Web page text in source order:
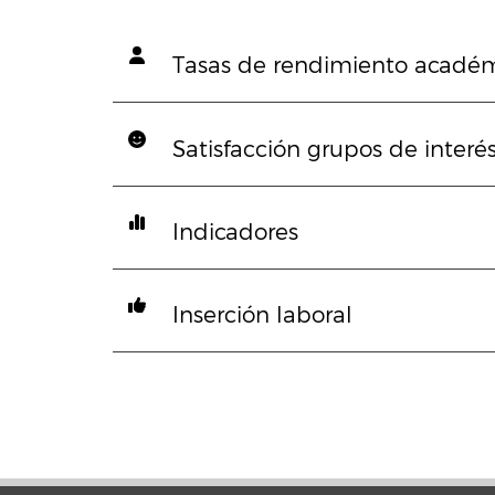
Tasas de rendimiento
Satisfacción grupos de
Indicadores
Inserción laboral